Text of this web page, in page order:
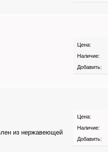
Цена:
Наличие:
Добавить:
Цена:
Наличие:
Добавить:
из нержавеющей